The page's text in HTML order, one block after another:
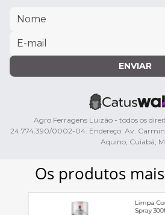
ENVIAR
Agro Ferragens Luizão - todos os
24.774.390/0002-04. Endereço: Av.
Aquino, Cuiabá,